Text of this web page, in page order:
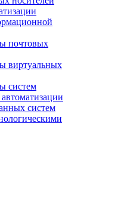
почтовых
виртуальных
систем
систем